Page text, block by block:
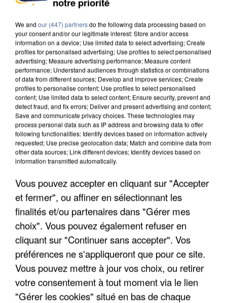
DE SOLIDARITÉ AVEC LES...
APRÈS TOUTES CES CANICULES, LES REFUGES
DE FAUNE SAUVAGE SONT...
We and our (447) partnersdo the following data processing based on
your consent and/or our legitimate interest: Store and/or access
information on a device; Use limited data to select advertising; Create
profiles for personalised advertising; Use profiles to select personalised
advertising; Measure advertising performance; Measure content
performance; Understand audiences through statistics or combinations
of data from different sources; Develop and improve services; Create
profiles to personalise content; Use profiles to select personalised
content; Use limited data to select content; Ensure security, prevent and
detect fraud, and fix errors; Deliver and present advertising and content;
Save and communicate privacy choices. These technologies may
process personal data such as IP address and browsing data to offer
following functionalities: Identify devices based on information actively
requested; Use precise geolocation data; Match and combine data from
other data sources; Link different devices; Identify devices based on
information transmitted automatically.
Vous pouvez accepter en cliquant sur "Accepter
et fermer", ou affiner en sélectionnant les
finalités et/ou partenaires dans "Gérer mes
choix". Vous pouvez également refuser en
cliquant sur "Continuer sans accepter". Vos
préférences ne s'appliqueront que pour ce site.
Vous pouvez mettre à jour vos choix, ou retirer
votre consentement à tout moment via le lien
"Gérer les cookies" situé en bas de chaque